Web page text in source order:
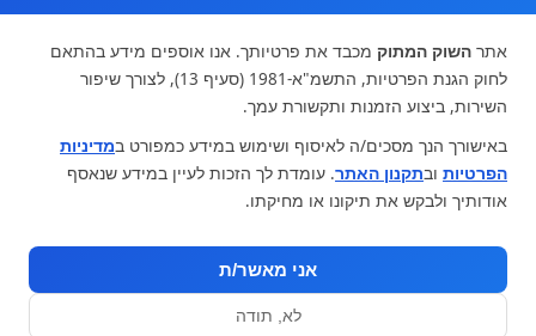
אתר השוק המתוק מכבד את פרטיותך. אנו אוספים מידע בהתאם
לחוק הגנת הפרטיות, התשמ"א-1981 (סעיף 13), לצורך שיפור
השירות, ביצוע הזמנות ותקשורת עמך.
באישורך הנך מסכים/ה לאיסוף ושימוש במידע כמפורט במדיניות
הפרטיות ובתקנון האתר. עומדת לך הזכות לעיין במידע שנאסף
אודותיך ולבקש את תיקונו או מחיקתו.
אני מאשר/ת
לא, תודה